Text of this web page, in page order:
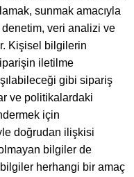
sunmak amacıyla
veri analizi ve
Kişisel bilgilerin
iletilme
gibi sipariş
ve politikalardaki
için
doğrudan ilişkisi
bilgiler de
herhangi bir amaç